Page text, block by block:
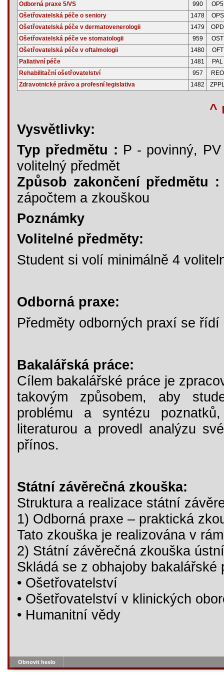
Odborná praxe 5/VS 990
OP5
Ošetřovatelská péče o seniory
1478
OPS
Ošetřovatelská péče v dermatovenerologii
1479
OPD
Ošetřovatelská péče ve stomatologii
959
OST
Ošetřovatelská péče v oftalmologii
1480
OFT
Paliativní péče
1481
PAL
Rehabilitační ošetřovatelství
957
REO
Zdravotnické právo a profesní legislativa
1482
^
Vysvětlivky:
Typ předmětu : P - povinný,
volitelný předmět
Způsob zakončení předmětu :
zápočtem a zkouškou
Poznámky
Volitelné předměty:
Student si volí minimálně 4
Odborná praxe:
Předměty odborných praxí se
Bakalářská práce:
Cílem bakalářské práce je
takovým způsobem, aby
problému a syntézu
literaturou a provedl analýzu
přínos.
Státní závěrečná zkouška:
Struktura a realizace státní
1) Odborná praxe – praktická
Tato zkouška je realizována v
2) Státní závěrečná zkouška ústní
Skládá se z obhajoby
• Ošetřovatelství
• Ošetřovatelství v klinických
• Humanitní vědy
Obnovit heslo